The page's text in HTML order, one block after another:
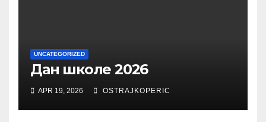
UNCATEGORIZED
Дан школе 2026
APR 19, 2026 OSTRAJKOPERIC